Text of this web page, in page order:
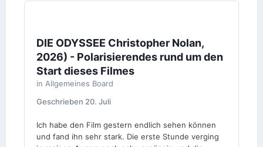
DIE ODYSSEE Christopher Nolan,
2026) - Polarisierendes rund um den
Start dieses Filmes
in Allgemeines Board
Geschrieben 20. Juli
Ich habe den Film gestern endlich sehen können
und fand ihn sehr stark. Die erste Stunde verging